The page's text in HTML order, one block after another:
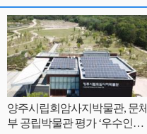
양주시립회암사지박물관, 문체
부 공립박물관 평가 ‘우수인증